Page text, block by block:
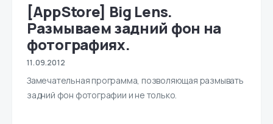
[AppStore] Big Lens.
Размываем задний фон на
фотографиях.
11.09.2012
Замечательная программа, позволяющая размывать
задний фон фотографии и не только.